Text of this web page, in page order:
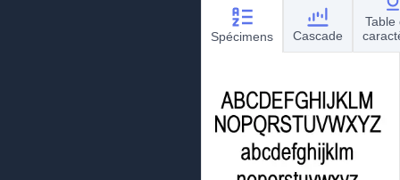
Spécimens Cascade
Table